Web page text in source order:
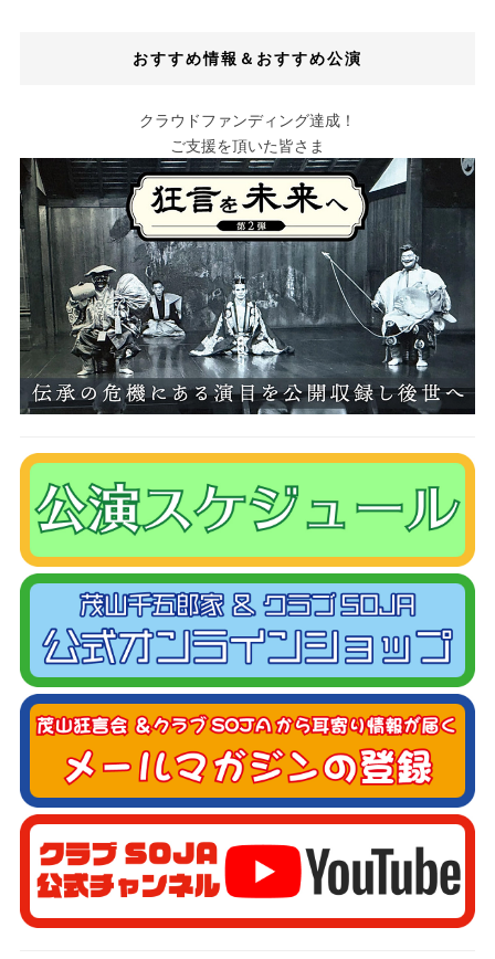
おすすめ情報＆おすすめ公演
クラウドファンディング達成！
ご支援を頂いた皆さま